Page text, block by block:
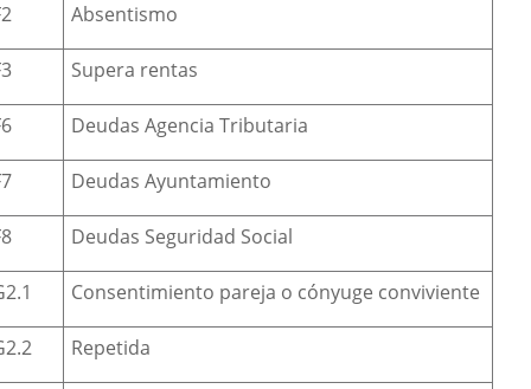
Absentismo
Supera rentas
Deudas Agencia Tributaria
Deudas Ayuntamiento
Deudas Seguridad Social
Consentimiento pareja o cónyuge conviviente
Repetida